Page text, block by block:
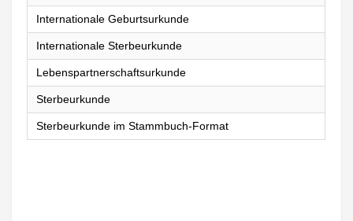
Internationale Geburtsurkunde
Internationale Sterbeurkunde
Lebenspartnerschaftsurkunde
Sterbeurkunde
Sterbeurkunde im Stammbuch-Format